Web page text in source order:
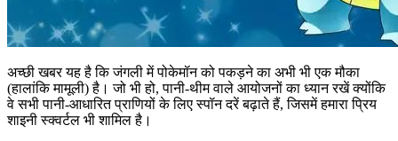
अच्छी खबर यह है कि जंगली में पोकेमॉन को पकड़ने का अभी भी एक मौका
(हालांकि मामूली) है। जो भी हो, पानी-थीम वाले आयोजनों का ध्यान रखें क्योंकि
वे सभी पानी-आधारित प्राणियों के लिए स्पॉन दरें बढ़ाते हैं, जिसमें हमारा प्रिय
शाइनी स्क्वर्टल भी शामिल है।